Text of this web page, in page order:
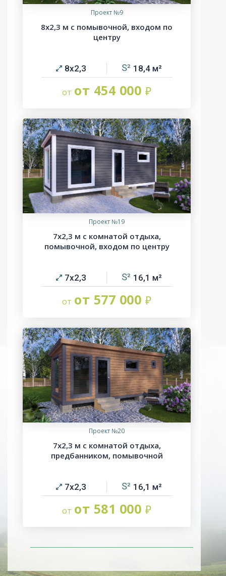
Проект №9
8х2,3 м с помывочной, входом по
центру
8х2,3 18,4
от 454 000
Проект №19
7х2,3 м с комнатой отдыха,
помывочной, входом по центру
7х2,3 16,1
от 577 000
Проект №20
7х2,3 м с комнатой отдыха,
предбанником, помывочной
7х2,3 16,1
от 581 000